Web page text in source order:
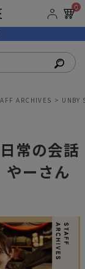
0
ARCHIVES UNBY
常の会話
やーさん